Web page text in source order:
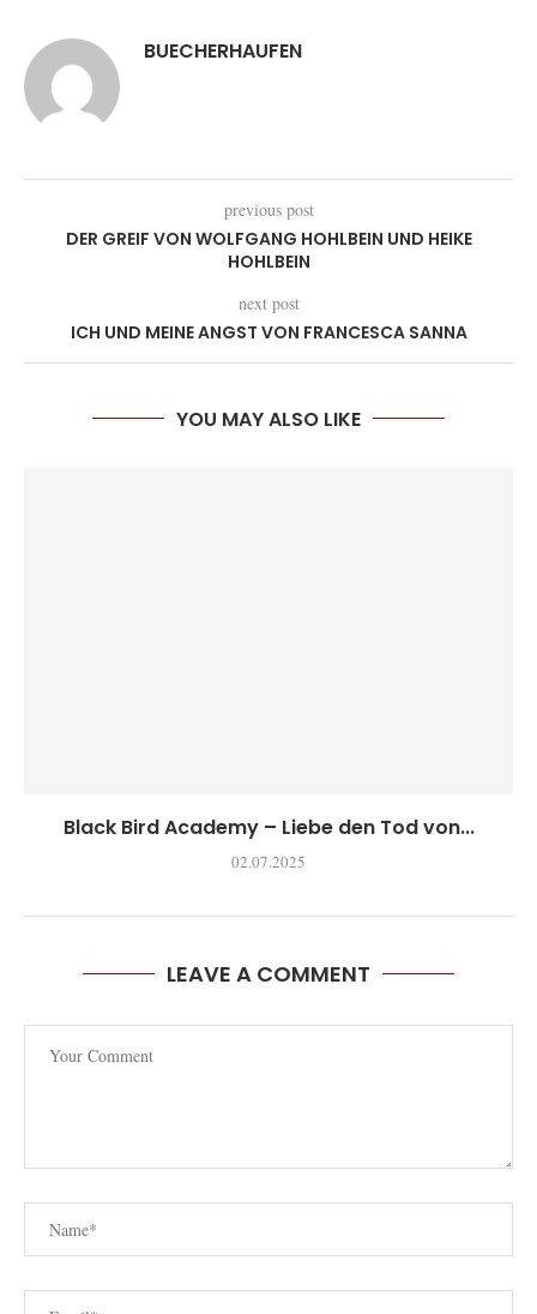
BUECHERHAUFEN
previous post
DER GREIF VON WOLFGANG HOHLBEIN UND HEIKE
HOHLBEIN
next post
ICH UND MEINE ANGST VON FRANCESCA SANNA
YOU MAY ALSO LIKE
Black Bird Academy – Liebe den Tod von...
02.07.2025
LEAVE A COMMENT